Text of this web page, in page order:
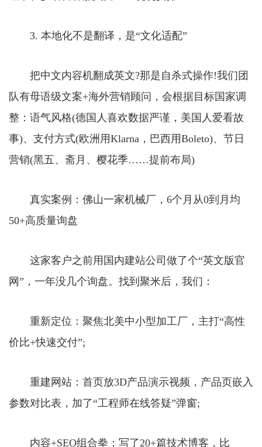
3. 本地化不是翻译，是“文化适配”
把中文内容机翻成英文?那是自杀式操作!我们团
队有母语级文案+海外营销顾问，会根据目标国家调
整：语气风格(德国人喜欢数据严谨，美国人爱看故
事)、支付方式(欧洲用Klarna，巴西用Boleto)、节日
营销(黑五、斋月、樱花季……提前布局)
真实案例：佛山一家机械厂，6个月从0到月均
50+高质量询盘
这家客户之前用国内建站公司做了个“英文版官
网”，一年没几个询盘。找到聚米后，我们：
重新定位：聚焦北美中小型加工厂，主打“高性
价比+快速交付”;
重建网站：首页放3D产品演示视频，产品页嵌入
参数对比表，加了“工程师在线答疑”弹窗;
内容+SEO组合拳：写了20+篇技术博客，比